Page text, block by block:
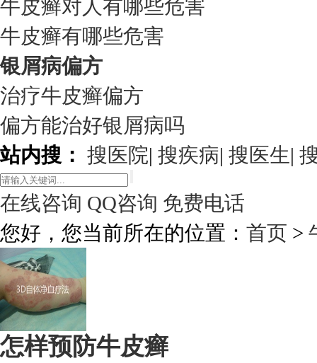
牛皮癣对人有哪些危害
牛皮癣有哪些危害
银屑病偏方
治疗牛皮癣偏方
偏方能治好银屑病吗
站内搜： 搜医院| 搜疾病| 搜医生|
在线咨询 QQ咨询 免费电话
您好，您当前所在的位置： 首页 >
怎样预防牛皮癣